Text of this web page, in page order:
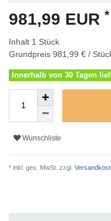
981,99 EUR *
Inhalt 1 Stück
Grundpreis 981,99 € /
Innerhalb von 30 Tagen
Wunschliste
* inkl. ges. MwSt. zzgl.